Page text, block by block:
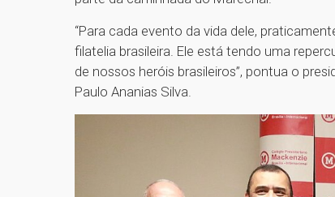
“Para cada evento da vida dele,
filatelia brasileira. Ele está tendo uma
de nossos heróis brasileiros’’, pontua o
Paulo Ananias Silva.